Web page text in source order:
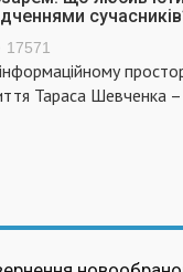
17571
Тараса Шевченка –